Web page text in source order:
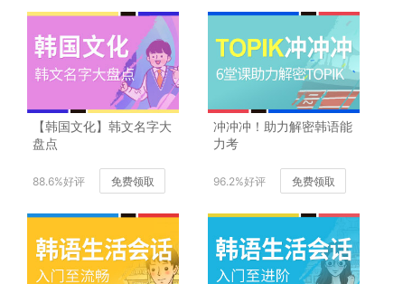
【韩国文化】韩文名字大
盘点
88.6%好评 免费领取
冲冲冲！助力解密韩语能
力考
96.2%好评 免费领取